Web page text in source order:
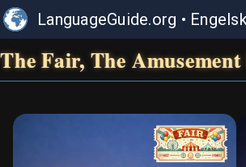
LanguageGuide.org •
The Fair, The